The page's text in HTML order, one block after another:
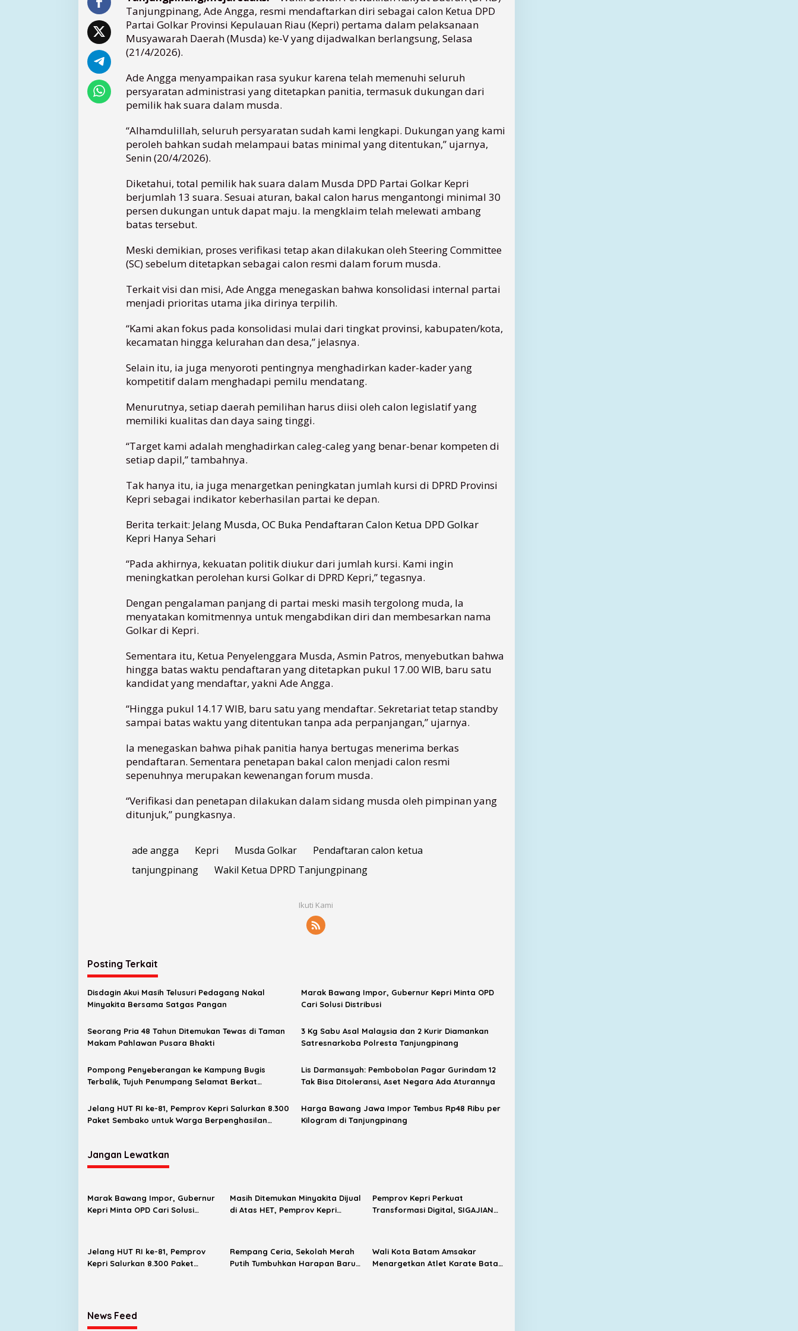
r
i
,
A
n
g
a
J
P
e
n
f
t
a
r
P
e
t
a
a
Tanjungpinang, Ade Angga, resmi mendaftarkan diri sebagai calon Ketua DPD
Partai Golkar Provinsi Kepulauan Riau (Kepri) pertama dalam pelaksanaan
Musyawarah Daerah (Musda) ke-V yang dijadwalkan berlangsung, Selasa
(21/4/2026).
Ade Angga menyampaikan rasa syukur karena telah memenuhi seluruh
persyaratan administrasi yang ditetapkan panitia, termasuk dukungan dari
pemilik hak suara dalam musda.
“Alhamdulillah, seluruh persyaratan sudah kami lengkapi. Dukungan yang kami
peroleh bahkan sudah melampaui batas minimal yang ditentukan,” ujarnya,
Senin (20/4/2026).
Diketahui, total pemilik hak suara dalam Musda DPD Partai Golkar Kepri
berjumlah 13 suara. Sesuai aturan, bakal calon harus mengantongi minimal 30
persen dukungan untuk dapat maju. Ia mengklaim telah melewati ambang
batas tersebut.
Meski demikian, proses verifikasi tetap akan dilakukan oleh Steering Committee
(SC) sebelum ditetapkan sebagai calon resmi dalam forum musda.
Terkait visi dan misi, Ade Angga menegaskan bahwa konsolidasi internal partai
menjadi prioritas utama jika dirinya terpilih.
“Kami akan fokus pada konsolidasi mulai dari tingkat provinsi, kabupaten/kota,
kecamatan hingga kelurahan dan desa,” jelasnya.
Selain itu, ia juga menyoroti pentingnya menghadirkan kader-kader yang
kompetitif dalam menghadapi pemilu mendatang.
Menurutnya, setiap daerah pemilihan harus diisi oleh calon legislatif yang
memiliki kualitas dan daya saing tinggi.
“Target kami adalah menghadirkan caleg-caleg yang benar-benar kompeten di
setiap dapil,” tambahnya.
Tak hanya itu, ia juga menargetkan peningkatan jumlah kursi di DPRD Provinsi
Kepri sebagai indikator keberhasilan partai ke depan.
Berita terkait: Jelang Musda, OC Buka Pendaftaran Calon Ketua DPD Golkar
Kepri Hanya Sehari
“Pada akhirnya, kekuatan politik diukur dari jumlah kursi. Kami ingin
meningkatkan perolehan kursi Golkar di DPRD Kepri,” tegasnya.
Dengan pengalaman panjang di partai meski masih tergolong muda, Ia
menyatakan komitmennya untuk mengabdikan diri dan membesarkan nama
Golkar di Kepri.
Sementara itu, Ketua Penyelenggara Musda, Asmin Patros, menyebutkan bahwa
hingga batas waktu pendaftaran yang ditetapkan pukul 17.00 WIB, baru satu
kandidat yang mendaftar, yakni Ade Angga.
“Hingga pukul 14.17 WIB, baru satu yang mendaftar. Sekretariat tetap standby
sampai batas waktu yang ditentukan tanpa ada perpanjangan,” ujarnya.
Ia menegaskan bahwa pihak panitia hanya bertugas menerima berkas
pendaftaran. Sementara penetapan bakal calon menjadi calon resmi
sepenuhnya merupakan kewenangan forum musda.
“Verifikasi dan penetapan dilakukan dalam sidang musda oleh pimpinan yang
ditunjuk,” pungkasnya.
ade angga Kepri Musda Golkar
Pendaftaran calon ketua
tanjungpinang
Wakil Ketua DPRD Tanjungpinang
Ikuti Kami
Posting Terkait
Disdagin Akui Masih Telusuri Pedagang Nakal
Minyakita Bersama Satgas Pangan
Marak Bawang Impor, Gubernur Kepri Minta OPD
Cari Solusi Distribusi
Seorang Pria 48 Tahun Ditemukan Tewas di Taman
Makam Pahlawan Pusara Bhakti
3 Kg Sabu Asal Malaysia dan 2 Kurir Diamankan
Satresnarkoba Polresta Tanjungpinang
Pompong Penyeberangan ke Kampung Bugis
Terbalik, Tujuh Penumpang Selamat Berkat
Lis Darmansyah: Pembobolan Pagar Gurindam 12
Tak Bisa Ditoleransi, Aset Negara Ada Aturannya
Jelang HUT RI ke-81, Pemprov Kepri Salurkan 8.300
Paket Sembako untuk Warga Berpenghasilan
Harga Bawang Jawa Impor Tembus Rp48 Ribu per
Kilogram di Tanjungpinang
Jangan Lewatkan
Marak Bawang Impor, Gubernur
Kepri Minta OPD Cari Solusi
Masih Ditemukan Minyakita Dijual
di Atas HET, Pemprov Kepri
Pemprov Kepri Perkuat
Transformasi Digital, SIGAJIAN
Jelang HUT RI ke-81, Pemprov
Kepri Salurkan 8.300 Paket
Rempang Ceria, Sekolah Merah
Putih Tumbuhkan Harapan Baru
Wali Kota Batam Amsakar
Menargetkan Atlet Karate Batam
News Feed